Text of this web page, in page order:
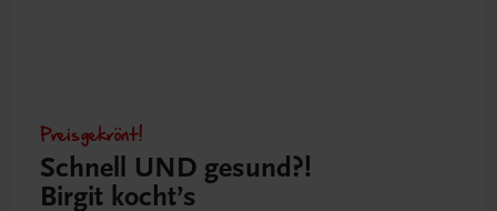
Preisgekrönt!
Schnell UND gesund?!
Birgit kocht’s